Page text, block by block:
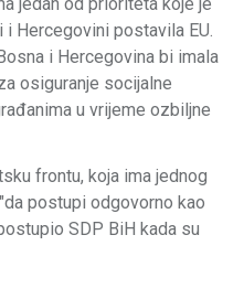
Hercegovini postavila EU.
i Hercegovina bi imala
osiguranje socijalne
u vrijeme ozbiljne
frontu, koja ima jednog
postupi odgovorno kao
SDP BiH kada su